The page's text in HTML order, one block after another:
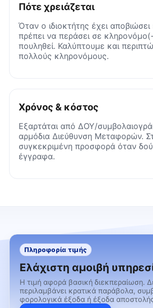
Πότε χρειάζεται
Όταν ο ιδιοκτήτης έχει
πρέπει να περάσει σε
πουληθεί. Καλύπτουμε και
πολλούς κληρονόμους.
Χρόνος & κόστος
Εξαρτάται από ΔΟΥ/
αρμόδια Διεύθυνση Μεταφορών.
συγκεκριμένη προσφορά όταν
έγγραφα.
Πληροφορία τιμής
Ελάχιστη αμοιβή
Η τιμή αφορά βασική διεκπεραίωση.
περιλαμβάνει κρατικά παράβολα,
φορολογικά έξοδα ή έξοδα